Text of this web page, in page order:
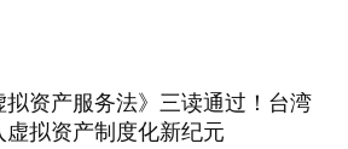
拟资产服务法》三读通过！台湾
虚拟资产制度化新纪元